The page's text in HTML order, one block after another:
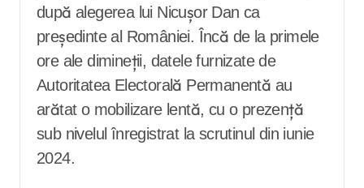
după alegerea lui Nicușor Dan ca
președinte al României. Încă de la primele
ore ale dimineții, datele furnizate de
Autoritatea Electorală Permanentă au
arătat o mobilizare lentă, cu o prezență
sub nivelul înregistrat la scrutinul din iunie
2024.